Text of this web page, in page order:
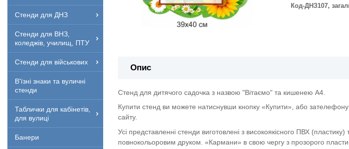
Стенди для ДНЗ
Стенди для ВНЗ,
коледжів, училищ, ПТУ
Стенди для військових
В'їзні знаки та вуличні
стенди
Таблички для кабінетів,
для вулиці
Банери
Код-ДНЗ107,
Опис
Стенд для дитячого садочка з назвою "Вітаємо" та кишенею А4.
Купити стенд ви можете натиснувши кнопку «Купити», або
сайту.
Усі представленні стенди виготовлені з високоякісного ПВХ
повнокольоровим друком. «Кармани» в свою чергу з прозорого